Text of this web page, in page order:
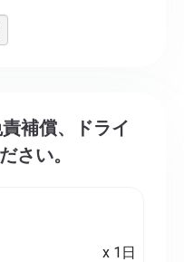
補償、ドライ
さい。
x 1日